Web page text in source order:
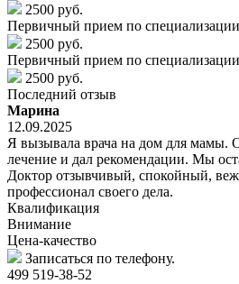
2500 руб.
Первичный прием по
2500 руб.
Первичный прием по
2500 руб.
Последний отзыв
Марина
12.09.2025
Я вызывала врача на дом для мамы.
лечение и дал рекомендации. Мы
Доктор отзывчивый, спокойный,
профессионал своего дела.
Квалификация
Внимание
Цена-качество
Записаться по телефону.
499 519-38-52